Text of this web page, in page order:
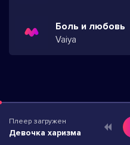
Боль и любовь
Vaiya
Плеер загружен
Девочка харизма